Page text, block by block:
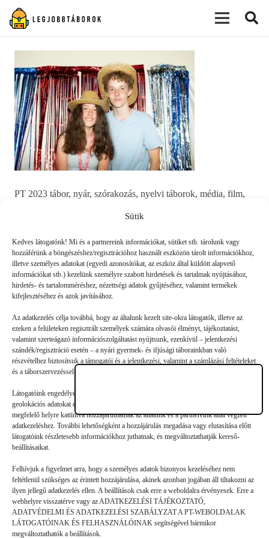
Sütik
Kedves látogatónk! Mi és a partnereink információkat, sütiket stb. tárolunk vagy
hozzáférünk a böngészéshez/regisztrációhoz használt eszközön tárolt információkhoz,
illetve személyes adatokat (egyedi azonosítókat, az eszköz által küldött alapvető
információkat stb.) kezelünk személyre szabott hirdetések és tartalmak nyújtásához,
hirdetés- és tartalomméréshez, nézettségi adatok gyűjtéséhez, valamint termékek
kifejlesztéséhez és azok javításához.
Az adatkezelés célja továbbá, hogy az általunk kezelt site-okra látogatók, illetve az
ezeken a felületeken regisztrált személyek számára olvasói élményt, tájékoztatást,
valamint szerteágazó információszolgáltatást nyújtsunk, ezenkívül – jelentkezési
szándék/regisztráció esetén – a nyári gyermek- és ifjúsági táborainkban való
részvételhez biztosítsuk a támogatói és a jelentkezési, valamint a számlázási feltételeket
és a táborszervezéssel kapcsolatos kommunikációt.
Látogatóink engedélyével mi és a partnereink eszközleolvasásos módszerrel szerzett
geolokációs adatokat és azonosítási információkat is felhasználhatunk. Látogatóink a
megfelelő helyre kattintva hozzájárulhatnak az általunk és a partnereink által végzett
adatkezeléshez. További lehetőségként a hozzájárulás megadása vagy elutasítása előtt
látogatóink részletesebb információkhoz juthatnak, és megváltoztathatják kereső-
beállításaikat.
Felhívjuk a figyelmet arra, hogy a személyes adatok bizonyos kezeléséhez nem
feltétlenül szükséges az érintett hozzájárulása, akinek azonban jogában áll tiltakozni az
ilyen jellegű adatkezelés ellen. A beállítások csak erre a weboldalra érvényesek. Erre a
webhelyre visszatérve vagy az ADATKEZELÉSI TÁJÉKOZTATÓ,
ADATVÉDELMI ÉS ADATKEZELÉSI SZABÁLYZAT A PT-WEBOLDALAK
LÁTOGATÓINAK ÉS FELHASZNÁLÓINAK segítségével bármikor
megváltoztathatók a beállítások.
PT 2023 tábor, nyár, szórakozás, nyelvi táborok, média, film,
Vélemény, hozzászólás?
karakterrel jelöltük
Hozzászólás küldése